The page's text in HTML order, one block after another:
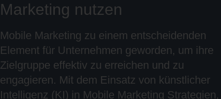
Marketing nutzen
Mobile Marketing zu einem entscheidenden
Element für Unternehmen geworden, um ihre
Zielgruppe effektiv zu erreichen und zu
engagieren. Mit dem Einsatz von künstlicher
Intelligenz (KI) in Mobile Marketing Strategien,